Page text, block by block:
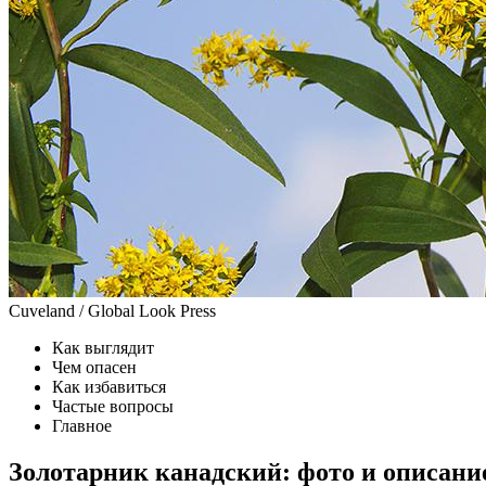
Cuveland / Global Look Press
Как выглядит
Чем опасен
Как избавиться
Частые вопросы
Главное
Золотарник канадский: фото и